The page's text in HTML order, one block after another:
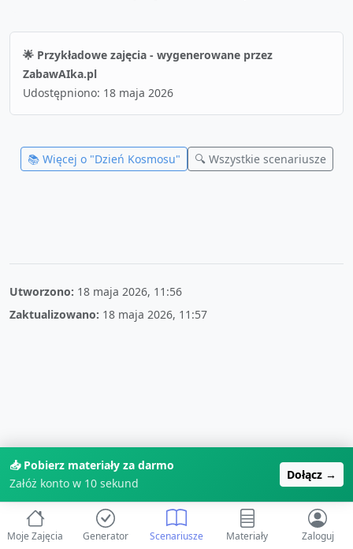
🌟 Przykładowe zajęcia - wygenerowane przez
ZabawAIka.pl
Udostępniono: 18 maja 2026
📚 Więcej o "Dzień Kosmosu" 🔍 Wszystkie scenariusze
Utworzono: 18 maja 2026, 11:56
Zaktualizowano: 18 maja 2026, 11:57
📥 Pobierz materiały za darmo
Załóż konto w 10 sekund
Dołącz →
Moje Zajęcia Generator Scenariusze Materiały Zaloguj